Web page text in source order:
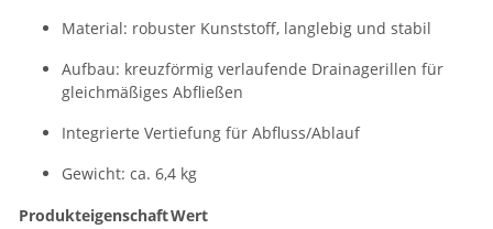
Material: robuster Kunststoff, langlebig und stabil
Aufbau: kreuzförmig verlaufende Drainagerillen für
gleichmäßiges Abfließen
Integrierte Vertiefung für Abfluss/Ablauf
Gewicht: ca. 6,4 kg
ProdukteigenschaftWert